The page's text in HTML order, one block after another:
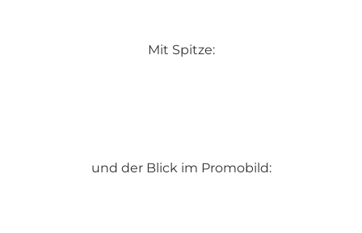
Mit Spitze:
und der Blick im Promobild: